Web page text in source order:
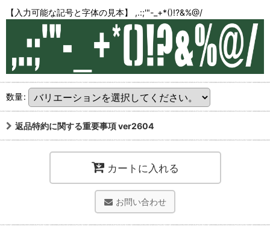
【入力可能な記号と字体の見本】 ,.:;'"-_+*()!?&%@/
数量:
返品特約に関する重要事項 ver2604
カートに入れる
お問い合わせ